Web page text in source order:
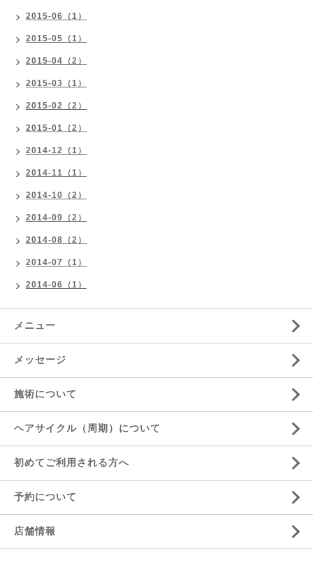
2015-06（1）
2015-05（1）
2015-04（2）
2015-03（1）
2015-02（2）
2015-01（2）
2014-12（1）
2014-11（1）
2014-10（2）
2014-09（2）
2014-08（2）
2014-07（1）
2014-06（1）
メニュー
メッセージ
施術について
ヘアサイクル（周期）について
初めてご利用される方へ
予約について
店舗情報